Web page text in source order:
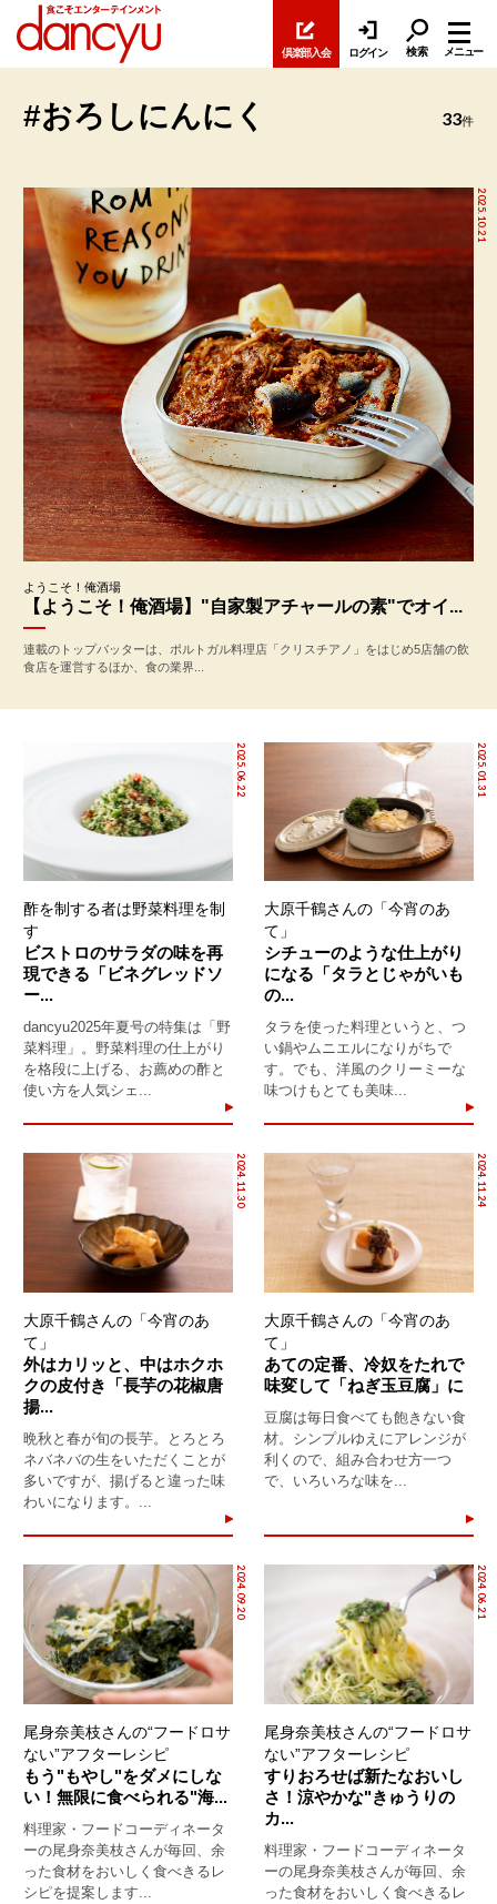
倶楽部入会 ログイン 検索 メニュー
#おろしにんにく 33件
2025.10.21
ようこそ！俺酒場
【ようこそ！俺酒場】"自家製アチャールの素"でオイ...
連載のトップバッターは、ポルトガル料理店「クリスチアノ」をはじめ5店舗の飲
食店を運営するほか、食の業界...
2025.06.22
酢を制する者は野菜料理を制
す
ビストロのサラダの味を再
現できる「ビネグレッドソ
ー...
dancyu2025年夏号の特集は「野
菜料理」。野菜料理の仕上がり
を格段に上げる、お薦めの酢と
使い方を人気シェ...
2025.01.31
大原千鶴さんの「今宵のあ
て」
シチューのような仕上がり
になる「タラとじゃがいも
の...
タラを使った料理というと、つ
い鍋やムニエルになりがちで
す。でも、洋風のクリーミーな
味つけもとても美味...
2024.11.30
大原千鶴さんの「今宵のあ
て」
外はカリッと、中はホクホ
クの皮付き「長芋の花椒唐
揚...
晩秋と春が旬の長芋。とろとろ
ネバネバの生をいただくことが
多いですが、揚げると違った味
わいになります。...
2024.11.24
大原千鶴さんの「今宵のあ
て」
あての定番、冷奴をたれで
味変して「ねぎ玉豆腐」に
豆腐は毎日食べても飽きない食
材。シンプルゆえにアレンジが
利くので、組み合わせ方一つ
で、いろいろな味を...
2024.09.20
尾身奈美枝さんの“フードロサ
ない”アフターレシピ
もう"もやし"をダメにしな
い！無限に食べられる"海...
料理家・フードコーディネータ
ーの尾身奈美枝さんが毎回、余
った食材をおいしく食べきるレ
シピを提案します...
2024.06.21
尾身奈美枝さんの“フードロサ
ない”アフターレシピ
すりおろせば新たなおいし
さ！涼やかな"きゅうりの
カ...
料理家・フードコーディネータ
ーの尾身奈美枝さんが毎回、余
った食材をおいしく食べきるレ